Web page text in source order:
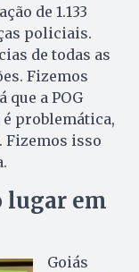
de 1.133
policiais.
de todas as
Fizemos
a POG
problemática,
Fizemos isso
lugar em
Goiás